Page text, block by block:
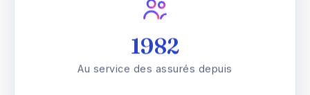
1982
Au service des assurés depuis